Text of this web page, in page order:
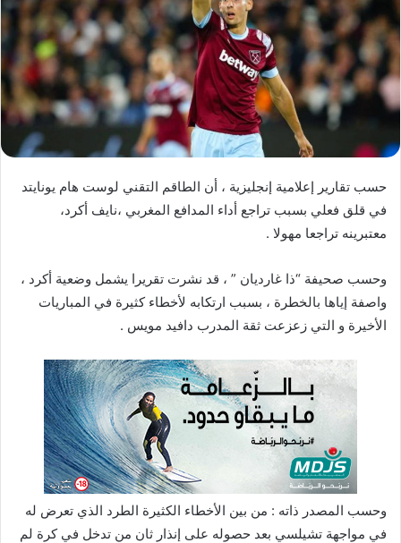
د
إ
ل
ك
و
ن
ي
حسب تقارير إعلامية إنجليزية ، أن الطاقم التقني لوست هام يونايتد
في قلق فعلي بسبب تراجع أداء المدافع المغربي ،نايف أكرد،
معتبرينه تراجعا مهولا .
وحسب صحيفة “ذا غارديان ” ، قد نشرت تقريرا يشمل وضعية أكرد ،
واصفة إياها بالخطرة ، بسبب ارتكابه لأخطاء كثيرة في المباريات
الأخيرة و التي زعزعت ثقة المدرب دافيد مويس .
وحسب المصدر ذاته : من بين الأخطاء الكثيرة الطرد الذي تعرض له
في مواجهة تشيلسي بعد حصوله على إنذار ثان من تدخل في كرة لم